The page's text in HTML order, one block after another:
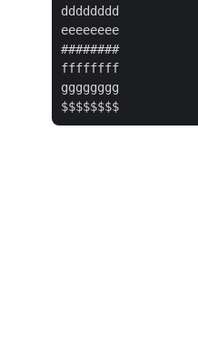
dddddddd
eeeeeeee
########
ffffffff
gggggggg